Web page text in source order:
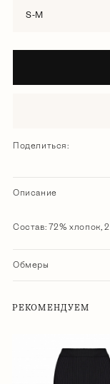
S-M
Поделиться:
Описание
Состав: 72% хлопок,
Обмеры
РЕКОМЕНДУЕМ